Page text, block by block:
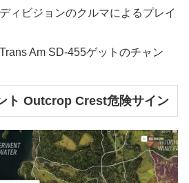
ィビジョンのクルマによるプレイ
Am SD-455ゲットのチャン
ト Outcrop Crest危険サイン